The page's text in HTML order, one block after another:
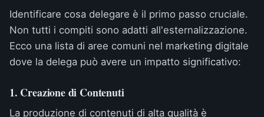
Identificare cosa delegare è il primo passo cruciale.
Non tutti i compiti sono adatti all'esternalizzazione.
Ecco una lista di aree comuni nel marketing digitale
dove la delega può avere un impatto significativo:
1. Creazione di Contenuti
La produzione di contenuti di alta qualità è